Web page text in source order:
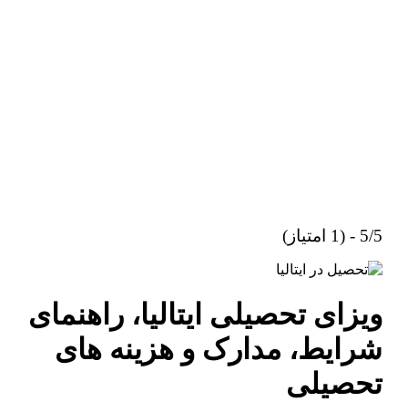
5/5 - (1 امتیاز)
ویزای تحصیلی ایتالیا، راهنمای
شرایط، مدارک و هزینه های
تحصیلی